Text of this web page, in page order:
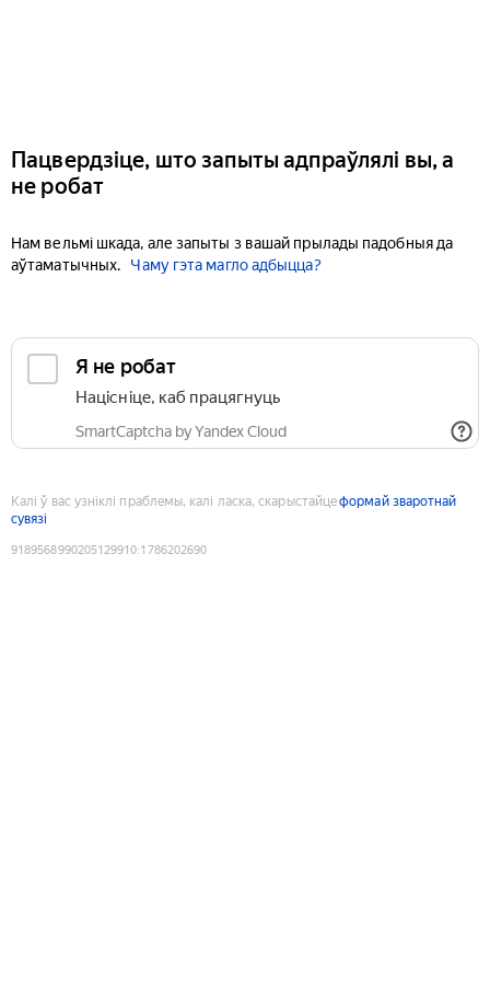
Пацвердзіце, што запыты адпраўлялі вы, а
не робат
Нам вельмі шкада, але запыты з вашай прылады падобныя да
аўтаматычных.
Чаму гэта магло адбыцца?
Я не робат
Націсніце, каб працягнуць
SmartCaptcha by Yandex Cloud
Калі ў вас узніклі праблемы, калі ласка, скарыстайцеформай зваротнай
сувязі
9189568990205129910:1786202690